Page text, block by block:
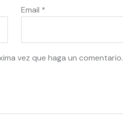
Email *
vez que haga un comentario.